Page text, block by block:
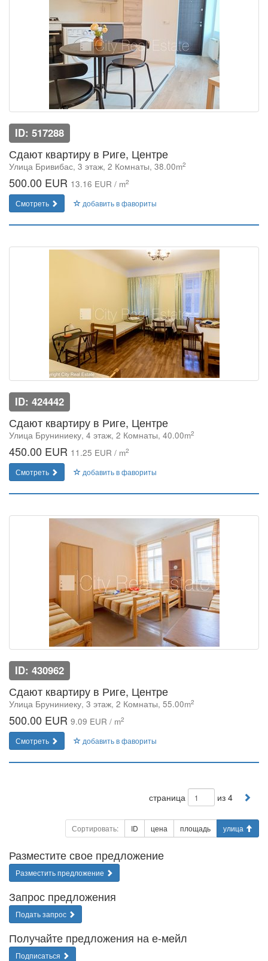
ID: 517288
Сдают квартиру в Риге, Центре
Улица Бривибас, 3 этаж, 2 Комнаты, 38.00m2
500.00 EUR 13.16 EUR / m2
Смотреть добавить в фавориты
ID: 424442
Сдают квартиру в Риге, Центре
Улица Бруниниеку, 4 этаж, 2 Комнаты, 40.00m2
450.00 EUR 11.25 EUR / m2
Смотреть добавить в фавориты
ID: 430962
Сдают квартиру в Риге, Центре
Улица Бруниниеку, 3 этаж, 2 Комнаты, 55.00m2
500.00 EUR 9.09 EUR / m2
Смотреть добавить в фавориты
страница из 4
Сортировать: ID цена площадь улица
Разместите свое предложение
Разместить предложение
Запрос предложения
Подать запрос
Получайте предложения на е-мейл
Подписаться